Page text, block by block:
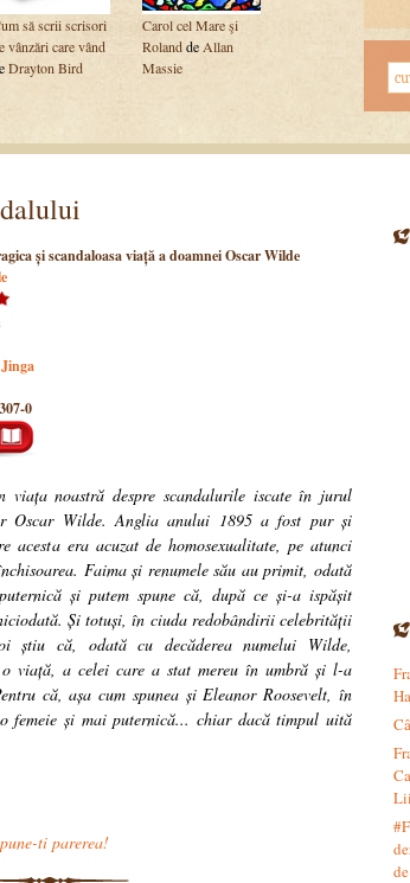
să scrii scrisori
vânzări care vând
Drayton Bird
Carol cel Mare şi
Rolandde Allan
Massie
și scandaloasa viață a doamnei Oscar Wilde
0
noastră despre scandalurile iscate în jurul
Oscar Wilde. Anglia anului 1895 a fost pur și
acesta era acuzat de homosexualitate, pe atunci
Faima și renumele său au primit, odată
și putem spune că, după ce și-a ispășit
Și totuși, în ciuda redobândirii celebrității
știu că, odată cu decăderea numelui Wilde,
viață, a celei care a stat mereu în umbră și l-a
că, așa cum spunea și Eleanor Roosevelt, în
femeie și mai puternică... chiar dacă timpul uită
ti parerea!